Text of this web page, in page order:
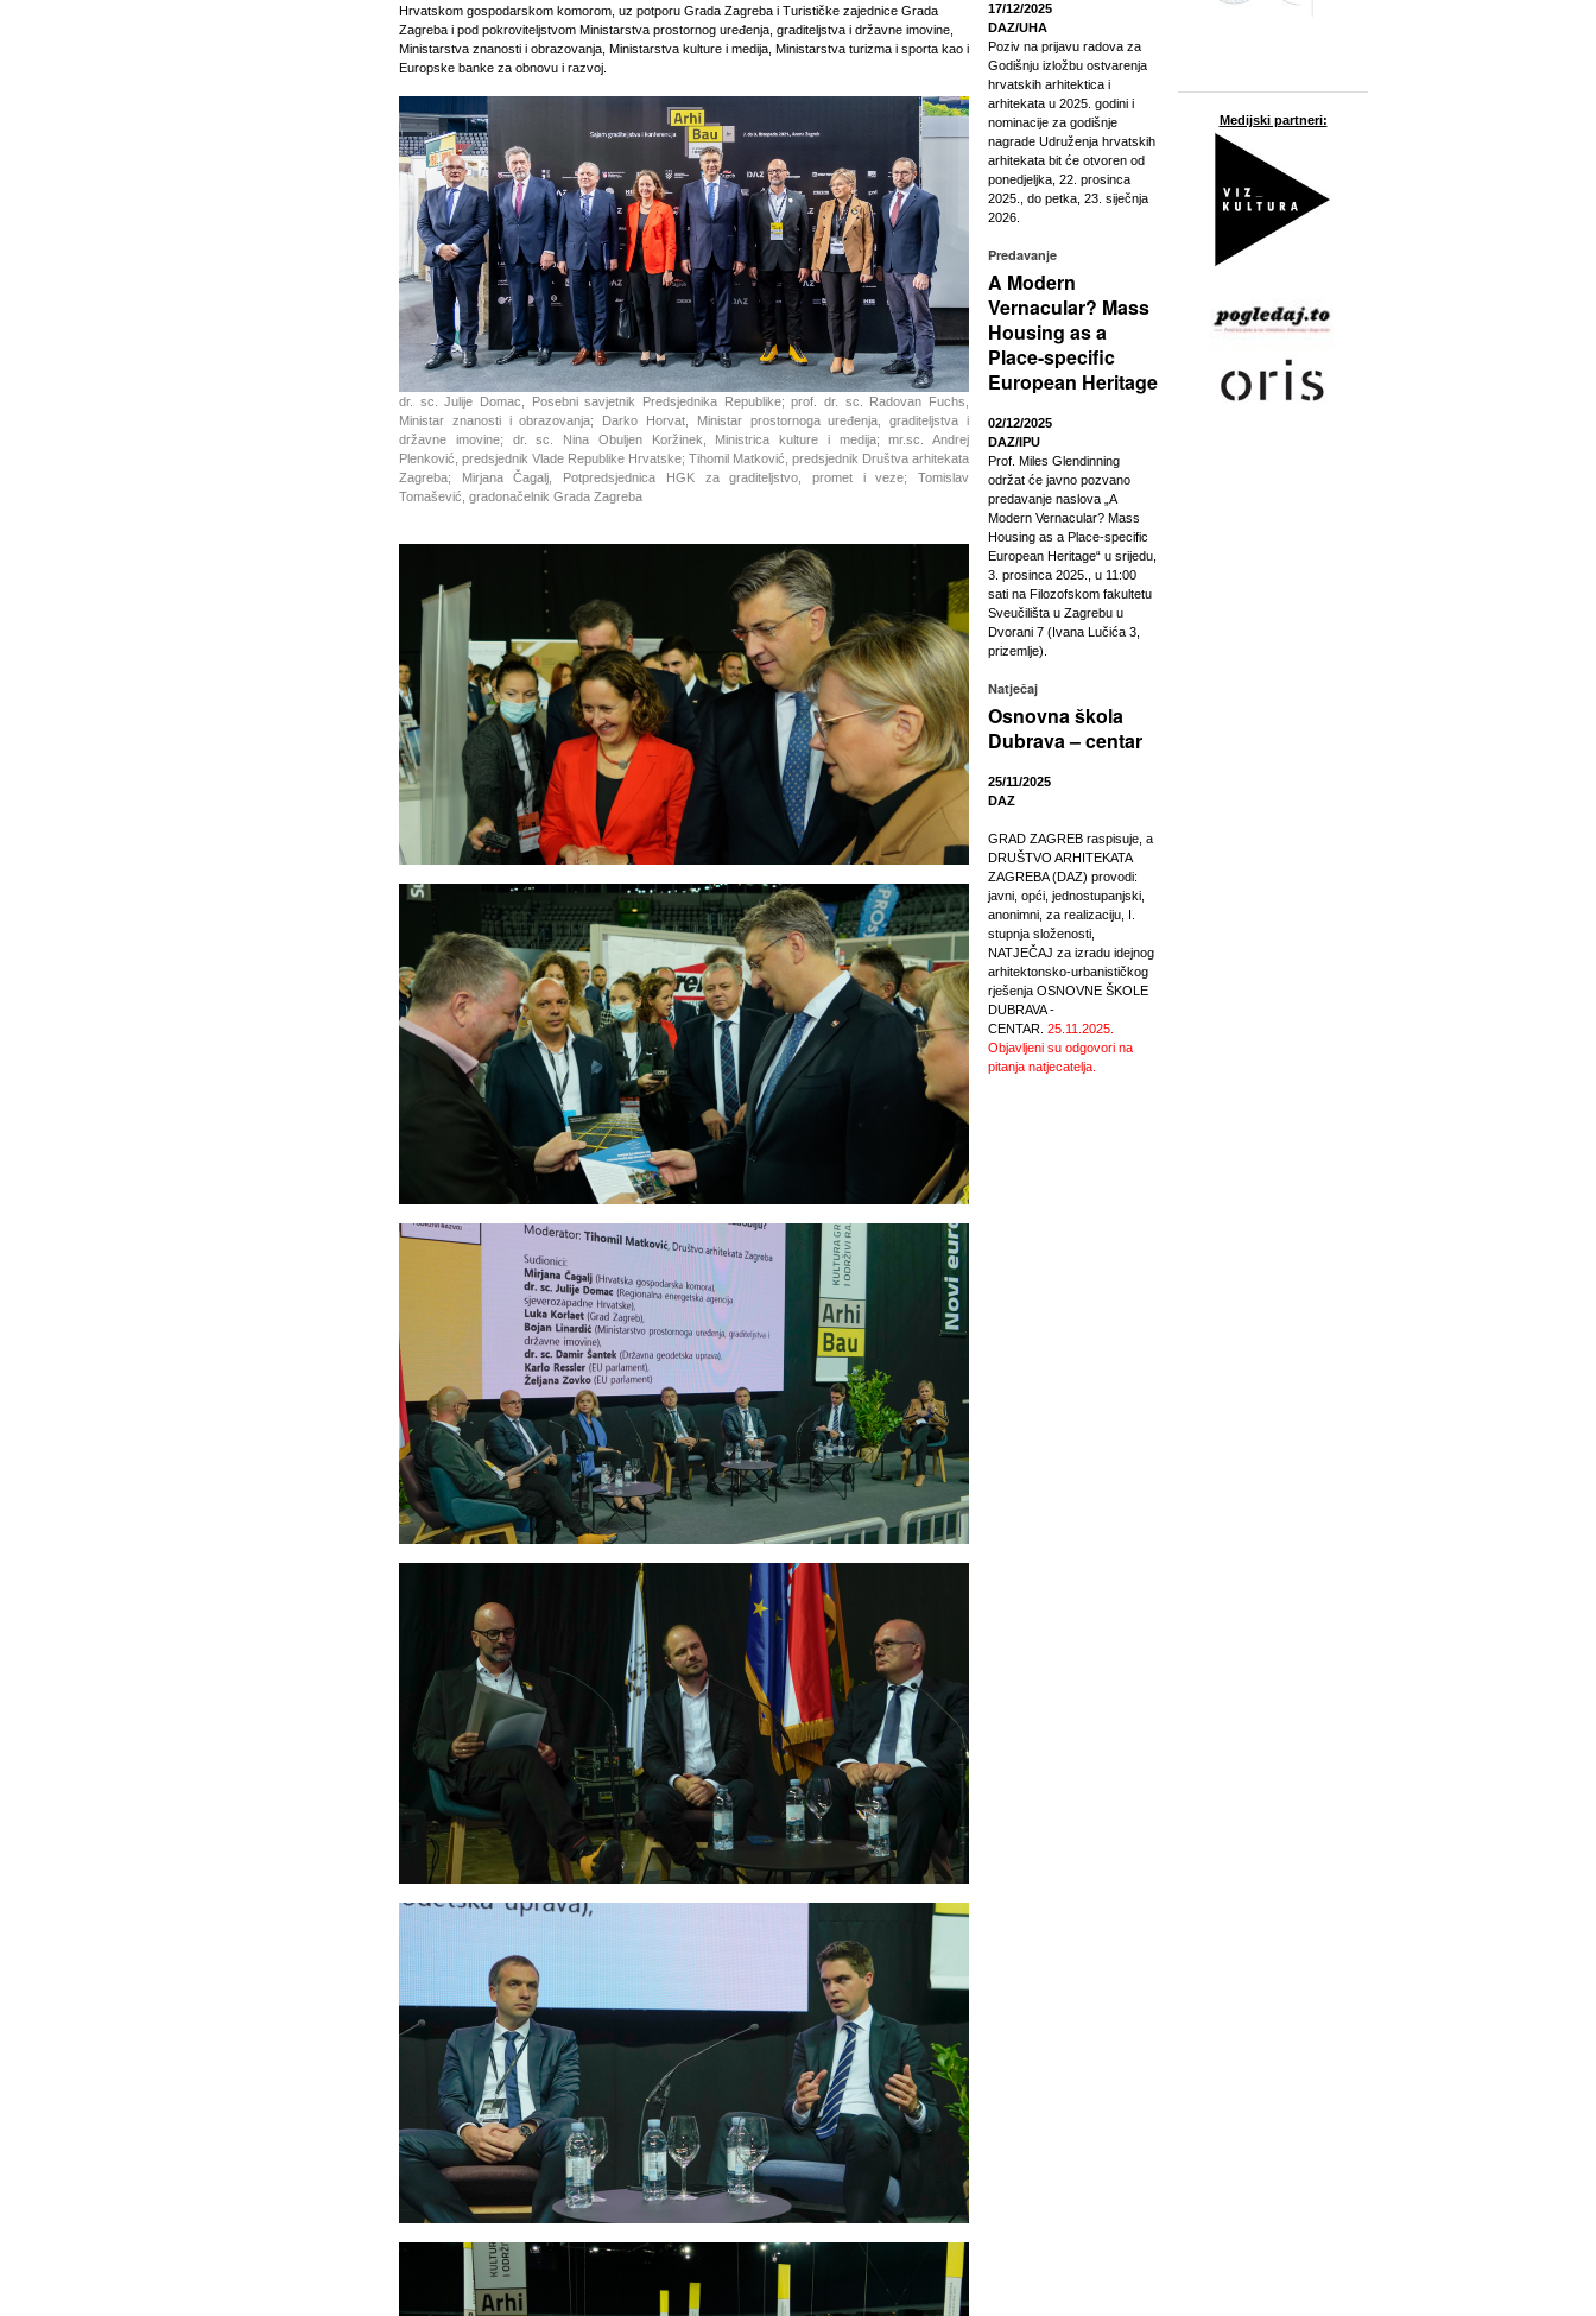
Hrvatskom gospodarskom komorom, uz potporu Grada Zagreba i Turističke zajednice Grada
Zagreba i pod pokroviteljstvom Ministarstva prostornog uređenja, graditeljstva i državne imovine,
Ministarstva znanosti i obrazovanja, Ministarstva kulture i medija, Ministarstva turizma i sporta kao i
Europske banke za obnovu i razvoj.
dr. sc. Julije Domac, Posebni savjetnik Predsjednika Republike; prof. dr. sc. Radovan Fuchs,
Ministar znanosti i obrazovanja; Darko Horvat, Ministar prostornoga uređenja, graditeljstva i
državne imovine; dr. sc. Nina Obuljen Koržinek, Ministrica kulture i medija; mr.sc. Andrej
Plenković, predsjednik Vlade Republike Hrvatske; Tihomil Matković, predsjednik Društva arhitekata
Zagreba; Mirjana Čagalj, Potpredsjednica HGK za graditeljstvo, promet i veze; Tomislav
Tomašević, gradonačelnik Grada Zagreba
17/12/2025
DAZ/UHA
Poziv na prijavu radova za
Godišnju izložbu ostvarenja
hrvatskih arhitektica i
arhitekata u 2025. godini i
nominacije za godišnje
nagrade Udruženja hrvatskih
arhitekata bit će otvoren od
ponedjeljka, 22. prosinca
2025., do petka, 23. siječnja
2026.
Predavanje
A Modern
Vernacular? Mass
Housing as a
Place-specific
European Heritage
02/12/2025
DAZ/IPU
Prof. Miles Glendinning
održat će javno pozvano
predavanje naslova „A
Modern Vernacular? Mass
Housing as a Place-specific
European Heritage“ u srijedu,
3. prosinca 2025., u 11:00
sati na Filozofskom fakultetu
Sveučilišta u Zagrebu u
Dvorani 7 (Ivana Lučića 3,
prizemlje).
Natječaj
Osnovna škola
Dubrava – centar
25/11/2025
DAZ
GRAD ZAGREB raspisuje, a
DRUŠTVO ARHITEKATA
ZAGREBA (DAZ) provodi:
javni, opći, jednostupanjski,
anonimni, za realizaciju, I.
stupnja složenosti,
NATJEČAJ za izradu idejnog
arhitektonsko-urbanističkog
rješenja OSNOVNE ŠKOLE
DUBRAVA -
CENTAR. 25.11.2025.
Objavljeni su odgovori na
pitanja natjecatelja.
Medijski partneri: